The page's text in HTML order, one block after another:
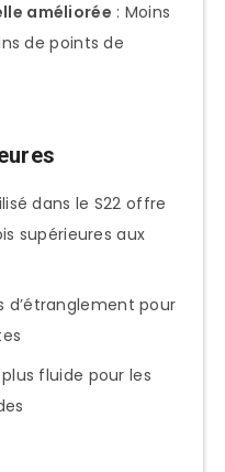
améliorée : Moins
de points de
dans le S22 offre
supérieures aux
d’étranglement pour
fluide pour les